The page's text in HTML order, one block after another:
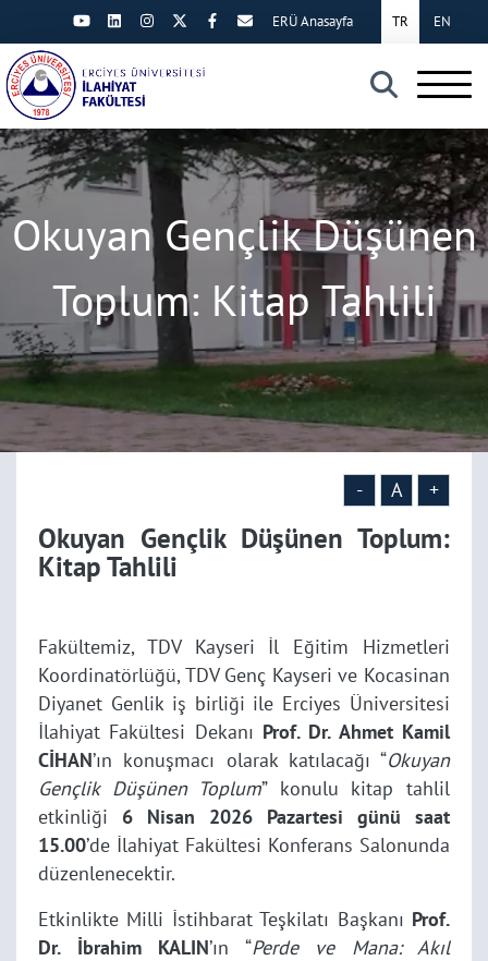
×
TR EN
ERÜ Anasayfa
Okuyan Gençlik Düşünen
Toplum: Kitap Tahlili
- A +
Okuyan Gençlik Düşünen Toplum:
Kitap Tahlili
Fakültemiz, TDV Kayseri İl Eğitim Hizmetleri
Koordinatörlüğü, TDV Genç Kayseri ve Kocasinan
Diyanet Genlik iş birliği ile Erciyes Üniversitesi
İlahiyat Fakültesi Dekanı Prof. Dr. Ahmet Kamil
CİHAN’ın konuşmacı olarak katılacağı “Okuyan
Gençlik Düşünen Toplum” konulu kitap tahlil
etkinliği 6 Nisan 2026 Pazartesi günü saat
15.00’de İlahiyat Fakültesi Konferans Salonunda
düzenlenecektir.
Etkinlikte Milli İstihbarat Teşkilatı Başkanı Prof.
Dr. İbrahim KALIN’ın “Perde ve Mana: Akıl